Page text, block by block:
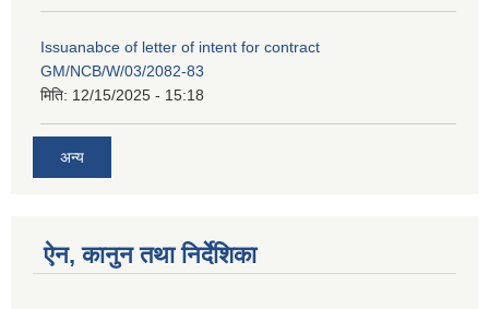
Issuanabce of letter of intent for contract
GM/NCB/W/03/2082-83
मिति: 12/15/2025 - 15:18
अन्य
ऐन, कानुन तथा निर्देशिका